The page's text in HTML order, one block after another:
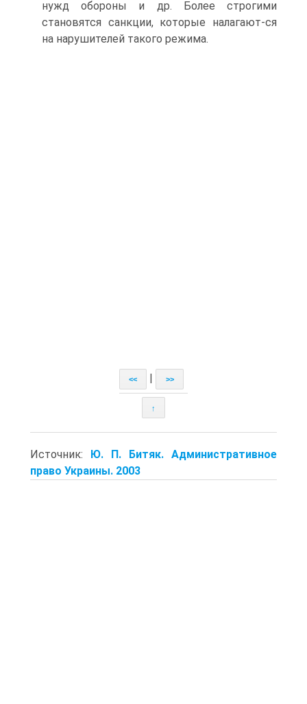
нужд обороны и др. Более строгими
становятся санкции, которые налагают-ся
на нарушителей такого режима.
<< >>
↑
Источник: Ю. П. Битяк. Административное
право Украины. 2003